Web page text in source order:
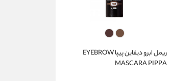
ریمل ابرو دیفاین پیپا EYEBROW
MASCARA PIPPA